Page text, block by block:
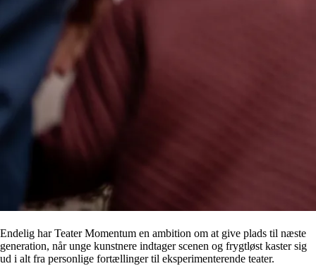
Endelig har Teater Momentum en ambition om at give plads til næste
generation, når unge kunstnere indtager scenen og frygtløst kaster sig
ud i alt fra personlige fortællinger til eksperimenterende teater.